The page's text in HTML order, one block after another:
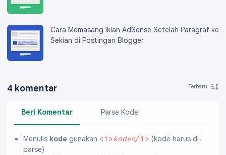
Cara Memasang Iklan AdSense Setelah Paragraf ke
Sekian di Postingan Blogger
4 komentar
Beri Komentar Parse Kode
Menulis kode gunakan <i>kode</i> (kode harus di-
parse)